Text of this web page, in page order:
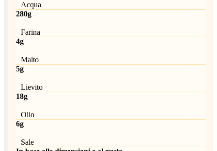
Acqua
280g
Farina
4g
Malto
5g
Lievito
18g
Olio
6g
Sale